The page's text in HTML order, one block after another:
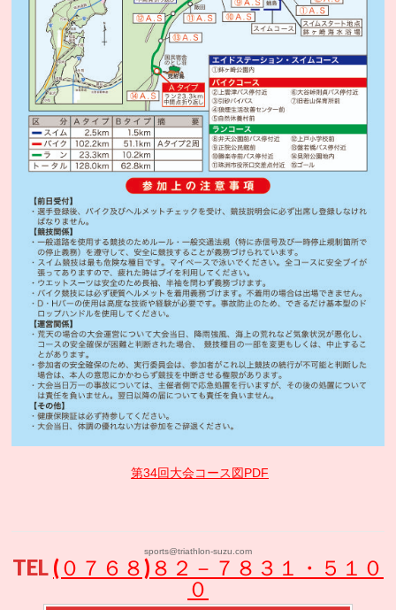
第34回大会コース図PDF
sports@triathlon-suzu.com
TEL (０７６８)８２－７８３１・５１０
０